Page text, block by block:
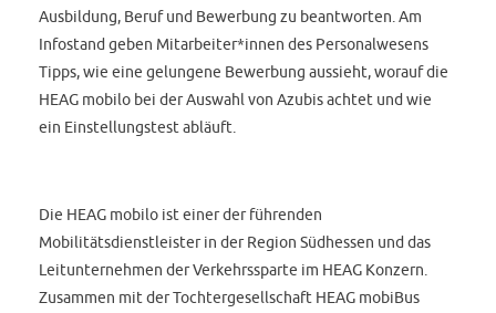
Ausbildung, Beruf und Bewerbung zu beantworten. Am
Infostand geben Mitarbeiter*innen des Personalwesens
Tipps, wie eine gelungene Bewerbung aussieht, worauf die
HEAG mobilo bei der Auswahl von Azubis achtet und wie
ein Einstellungstest abläuft.
Die HEAG mobilo ist einer der führenden
Mobilitätsdienstleister in der Region Südhessen und das
Leitunternehmen der Verkehrssparte im HEAG Konzern.
Zusammen mit der Tochtergesellschaft HEAG mobiBus